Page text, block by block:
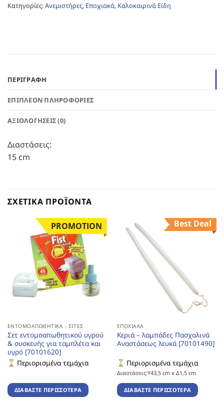
Κατηγορίες:Ανεμιστήρες, Εποχιακά, Καλοκαιρινά Είδη
ΠΕΡΙΓΡΑΦΉ
ΕΠΙΠΛΈΟΝ ΠΛΗΡΟΦΟΡΊΕΣ
ΑΞΙΟΛΟΓΉΣΕΙΣ (0)
Διαστάσεις:
15 cm
ΣΧΕΤΙΚΆ ΠΡΟΪΌΝΤΑ
PROMOTION
ΕΝΤΟΜΟΑΠΩΘΗΤΙΚΆ - ΣΊΤΕΣ
Σετ εντομοαπωθητικού υγρού
& συσκευής για ταμπλέτα και
υγρό [70101620]
Περιορισμένα τεμάχια
ΔΙΑΒΆΣΤΕ ΠΕΡΙΣΣΌΤΕΡΑ
Best Deal
ΕΠΟΧΙΑΚΆ
Κεριά – λαμπάδες Πασχαλινά
Αναστάσεως λευκά [70101490]
Περιορισμένα τεμάχια
Διαστάσεις:Υ43,5 cm x Δ1,5 cm
ΔΙΑΒΆΣΤΕ ΠΕΡΙΣΣΌΤΕΡΑ